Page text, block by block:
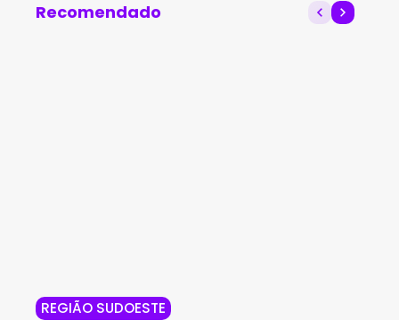
Recomendado
REGIÃO SUDOESTE